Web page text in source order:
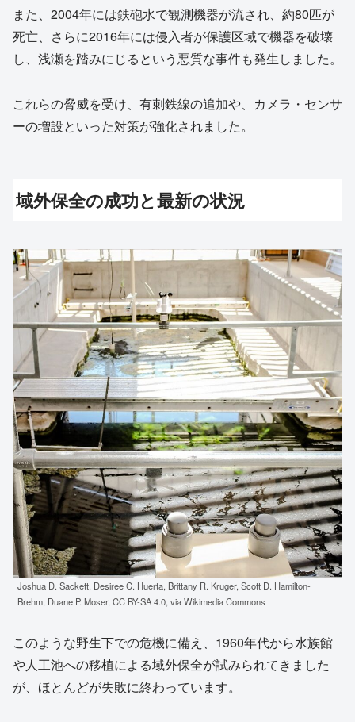
また、2004年には鉄砲水で観測機器が流され、約80匹が
死亡、さらに2016年には侵入者が保護区域で機器を破壊
し、浅瀬を踏みにじるという悪質な事件も発生しました。
これらの脅威を受け、有刺鉄線の追加や、カメラ・センサ
ーの増設といった対策が強化されました。
域外保全の成功と最新の状況
Joshua D. Sackett, Desiree C. Huerta, Brittany R. Kruger, Scott D. Hamilton-
Brehm, Duane P. Moser, CC BY-SA 4.0, via Wikimedia Commons
このような野生下での危機に備え、1960年代から水族館
や人工池への移植による域外保全が試みられてきました
が、ほとんどが失敗に終わっています。